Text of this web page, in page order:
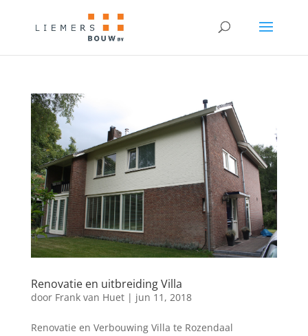
Renovatie en uitbreiding Villa
door Frank van Huet| jun 11, 2018
Renovatie en Verbouwing Villa te Rozendaal